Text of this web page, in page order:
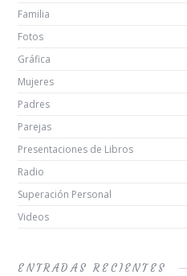
Familia
Fotos
Gráfica
Mujeres
Padres
Parejas
Presentaciones de Libros
Radio
Superación Personal
Videos
ENTRADAS RECIENTES